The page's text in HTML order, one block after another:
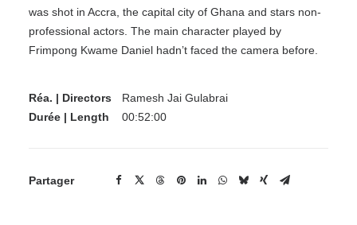
was shot in Accra, the capital city of Ghana and stars non-
professional actors. The main character played by
Frimpong Kwame Daniel hadnʼt faced the camera before.
Réa. | Directors
Ramesh Jai Gulabrai
Durée | Length
00:52:00
Partager